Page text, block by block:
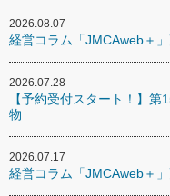
2026.08.07
経営コラム「JMCAweb＋
2026.07.28
【予約受付スタート！】
物
2026.07.17
経営コラム「JMCAweb＋